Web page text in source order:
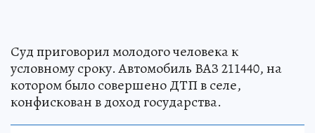
Суд приговорил молодого человека к
условному сроку. Автомобиль ВАЗ 211440, на
котором было совершено ДТП в селе,
конфискован в доход государства.